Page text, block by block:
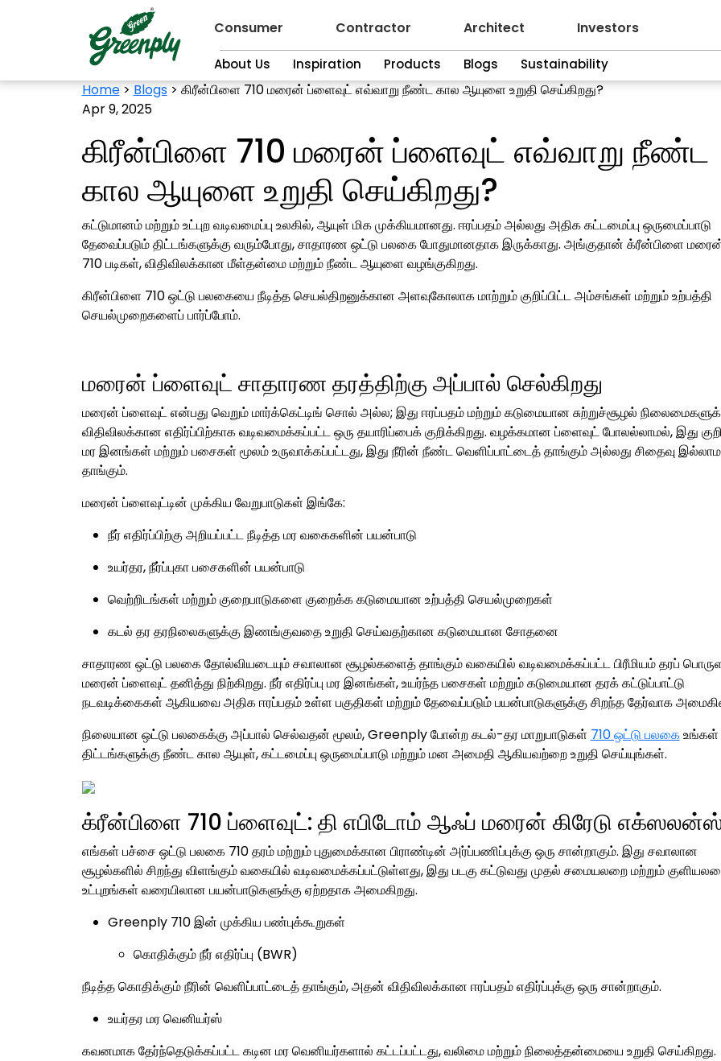
Consumer
About Us Inspiration Products Blogs Sustainability
Contractor Architect Investors
Home>Blogs>கிரீன்பிளை 710 மரைன் ப்ளைவுட் எவ்வாறு நீண்ட கால ஆயுளை உறுதி செய்கிறது?
Apr 9, 2025
கிரீன்பிளை 710 மரைன் ப்ளைவுட் எவ்வாறு நீண்ட
கால ஆயுளை உறுதி செய்கிறது?
கட்டுமானம் மற்றும் உட்புற வடிவமைப்பு உலகில், ஆயுள் மிக முக்கியமானது. ஈரப்பதம் அல்லது அதிக கட்டமைப்பு ஒருமைப்பாடு
தேவைப்படும் திட்டங்களுக்கு வரும்போது, ​​சாதாரண ஒட்டு பலகை போதுமானதாக இருக்காது. அங்குதான் க்ரீன்பிளை
710 படிகள், விதிவிலக்கான மீள்தன்மை மற்றும் நீண்ட ஆயுளை வழங்குகிறது.
கிரீன்பிளை 710 ஒட்டு பலகையை நீடித்த செயல்திறனுக்கான அளவுகோலாக மாற்றும் குறிப்பிட்ட அம்சங்கள் மற்றும் உற்பத்தி
செயல்முறைகளைப் பார்ப்போம்.
மரைன் ப்ளைவுட் சாதாரண தரத்திற்கு அப்பால் செல்கிறது
மரைன் ப்ளைவுட் என்பது வெறும் மார்க்கெட்டிங் சொல் அல்ல; இது ஈரப்பதம் மற்றும் கடுமையான சுற்றுச்சூழல்
விதிவிலக்கான எதிர்ப்பிற்காக வடிவமைக்கப்பட்ட ஒரு தயாரிப்பைக் குறிக்கிறது. வழக்கமான ப்ளைவுட் போலல்லாமல், இது
மர இனங்கள் மற்றும் பசைகள் மூலம் உருவாக்கப்பட்டது, இது நீரின் நீண்ட வெளிப்பாட்டைத் தாங்கும் அல்லது சிதைவு
தாங்கும்.
மரைன் ப்ளைவுட்டின் முக்கிய வேறுபாடுகள் இங்கே:
நீர் எதிர்ப்பிற்கு அறியப்பட்ட நீடித்த மர வகைகளின் பயன்பாடு
உயர்தர, நீர்ப்புகா பசைகளின் பயன்பாடு
வெற்றிடங்கள் மற்றும் குறைபாடுகளை குறைக்க கடுமையான உற்பத்தி செயல்முறைகள்
கடல் தர தரநிலைகளுக்கு இணங்குவதை உறுதி செய்வதற்கான கடுமையான சோதனை
சாதாரண ஒட்டு பலகை தோல்வியடையும் சவாலான சூழல்களைத் தாங்கும் வகையில் வடிவமைக்கப்பட்ட பிரீமியம் தரப்
மரைன் ப்ளைவுட் தனித்து நிற்கிறது. நீர் எதிர்ப்பு மர இனங்கள், உயர்ந்த பசைகள் மற்றும் கடுமையான தரக் கட்டுப்பாட்டு
நடவடிக்கைகள் ஆகியவை அதிக ஈரப்பதம் உள்ள பகுதிகள் மற்றும் தேவைப்படும் பயன்பாடுகளுக்கு சிறந்த தேர்வாக
நிலையான ஒட்டு பலகைக்கு அப்பால் செல்வதன் மூலம், Greenply போன்ற கடல்-தர மாறுபாடுகள் 710 ஒட்டு பலகைஉங்கள்
திட்டங்களுக்கு நீண்ட கால ஆயுள், கட்டமைப்பு ஒருமைப்பாடு மற்றும் மன அமைதி ஆகியவற்றை உறுதி செய்யுங்கள்.
க்ரீன்பிளை 710 ப்ளைவுட்: தி எபிடோம் ஆஃப் மரைன் கிரேடு
எங்கள் பச்சை ஒட்டு பலகை 710 தரம் மற்றும் புதுமைக்கான பிராண்டின் அர்ப்பணிப்புக்கு ஒரு சான்றாகும். இது சவாலான
சூழல்களில் சிறந்து விளங்கும் வகையில் வடிவமைக்கப்பட்டுள்ளது, இது படகு கட்டுவது முதல் சமையலறை மற்றும்
உட்புறங்கள் வரையிலான பயன்பாடுகளுக்கு ஏற்றதாக அமைகிறது.
Greenply 710 இன் முக்கிய பண்புக்கூறுகள்
கொதிக்கும் நீர் எதிர்ப்பு (BWR)
நீடித்த கொதிக்கும் நீரின் வெளிப்பாட்டைத் தாங்கும், அதன் விதிவிலக்கான ஈரப்பதம் எதிர்ப்புக்கு ஒரு சான்றாகும்.
உயர்தர மர வெனியர்ஸ்
கவனமாக தேர்ந்தெடுக்கப்பட்ட கடின மர வெனியர்களால் கட்டப்பட்டது, வலிமை மற்றும் நிலைத்தன்மையை உறுதி செய்கிறது.